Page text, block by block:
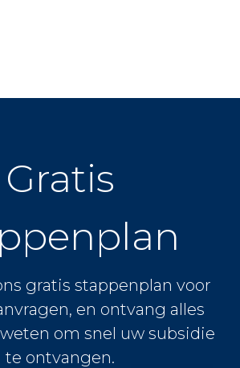
Gratis
gratis stappenplan voor
en ontvang alles
om snel uw subsidie
te ontvangen.